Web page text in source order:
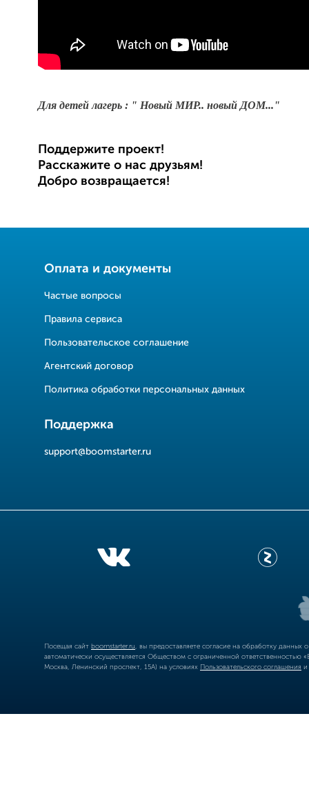
Для детей лагерь : " Новый МИР.. новый ДОМ..."
Поддержите проект!
Расскажите о нас друзьям!
Добро возвращается!
Оплата и документы
Частые вопросы
Правила сервиса
Пользовательское соглашение
Агентский договор
Политика обработки персональных данных
Поддержка
support@boomstarter.ru
Посещая сайт boomstarter.ru , вы предоставляете согласие на обработку
автоматически осуществляется Обществом с ограниченной
Москва, Ленинский проспект, 15А) на условиях Пользовательского соглашения и